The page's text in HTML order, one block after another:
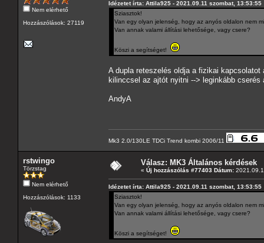
Nem elérhető
Hozzászólások: 27119
Idézetet írta: Attila925 - 2021.09.11 szombat, 13:53:55
Sziasztok!
Van egy olyan jelenség, hogy az anyós oldalon nem
Van annak valami állítási lehetősége, vagy csere?
Köszi a segítséget!
A dupla reteszelés oldja a fizikai
kilinccsel az ajtót nyitni --> leginkább
AndyA
Mk3 2.0/130LE TDCi Trend kombi 2006/11
rstwingo
Törzstag
Nem elérhető
Hozzászólások: 1133
Válasz: MK3 Általános kérdések
« Új hozzászólás #77403 Dátum:
Idézetet írta: Attila925 - 2021.09.11 szombat, 13:53:55
Sziasztok!
Van egy olyan jelenség, hogy az anyós oldalon nem
Van annak valami állítási lehetősége, vagy csere?
Köszi a segítséget!